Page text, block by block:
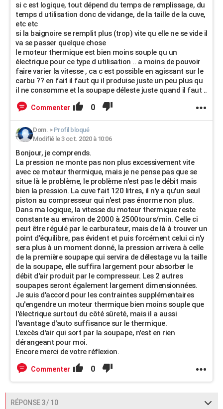
si c est logique, tout dépend du temps de remplissage, du
temps d utilisation donc de vidange, de la taille de la cuve,
etc etc
si la baignoire se remplit plus (trop) vite qu elle ne se vide il
va se passer quelque chose
le moteur thermique est bien moins souple qu un
électrique pour ce type d utilisation .. a moins de pouvoir
faire varier la vitesse , ca c est possible en agissant sur le
carbu ?? en fait il faut qu il produise juste un peu plus qu
il ne consomme et la soupape déleste juste quand il faut ..
Commenter 0
Dom. > Profil bloqué
Modifié le 3 oct. 2020 à 10:06
Bonjour, je comprends.
La pression ne monte pas non plus excessivement vite
avec ce moteur thermique, mais je ne pense pas que se
situe là le problème, le problème n'est pas le débit mais
bien la pression. La cuve fait 120 litres, il n'y a qu'un seul
piston au compresseur qui n'est pas énorme non plus.
Dans ma logique, la vitesse du moteur thermique reste
constante au environ de 2000 à 2500tours/min. Celle ci
peut être régulé par le carburateur, mais de là à trouver un
point d'équilibre, pas évident et puis forcément celui ci n'y
sera plus à un moment donné, la pression arrivera à celle
de la première soupape qui servira de délestage vu la taille
de la soupape, elle suffira largement pour absorber le
débit d'air produit par le compresseur. Les 2 autres
soupapes seront également largement dimensionnées.
Je suis d'accord pour les contraintes supplémentaires
qu'engendre un moteur thermique bien moins souple que
l'électrique surtout du côté sûreté, mais il a aussi
l'avantage d'auto suffisance sur le thermique.
L'excès d'air qui sort par la soupape, n'est en rien
dérangeant pour moi.
Encore merci de votre réflexion.
Commenter 0
RÉPONSE 3 / 10